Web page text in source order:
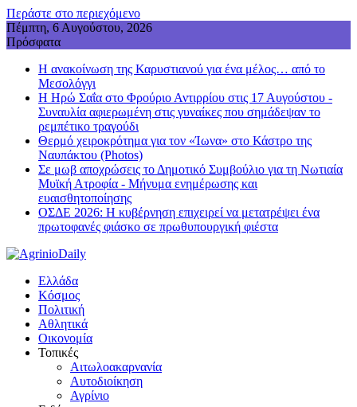
Περάστε στο περιεχόμενο
Πέμπτη, 6 Αυγούστου, 2026
Πρόσφατα
Η ανακοίνωση της Καρυστιανού για ένα μέλος… από το
Μεσολόγγι
Η Ηρώ Σαΐα στο Φρούριο Αντιρρίου στις 17 Αυγούστου -
Συναυλία αφιερωμένη στις γυναίκες που σημάδεψαν το
ρεμπέτικο τραγούδι
Θερμό χειροκρότημα για τον «Ίωνα» στο Κάστρο της
Ναυπάκτου (Photos)
Σε μωβ αποχρώσεις το Δημοτικό Συμβούλιο για τη Νωτιαία
Μυϊκή Ατροφία - Μήνυμα ενημέρωσης και
ευαισθητοποίησης
ΟΣΔΕ 2026: Η κυβέρνηση επιχειρεί να μετατρέψει ένα
πρωτοφανές φιάσκο σε πρωθυπουργική φιέστα
Ελλάδα
Κόσμος
Πολιτική
Αθλητικά
Οικονομία
Τοπικές
Αιτωλοακαρνανία
Αυτοδιοίκηση
Αγρίνιο